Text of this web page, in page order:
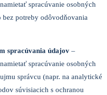
spracúvanie osobných
bez potreby odôvodňovania
spracúvania údajov –
spracúvanie osobných
správcu (napr. na analytické
súvisiacich s ochranou